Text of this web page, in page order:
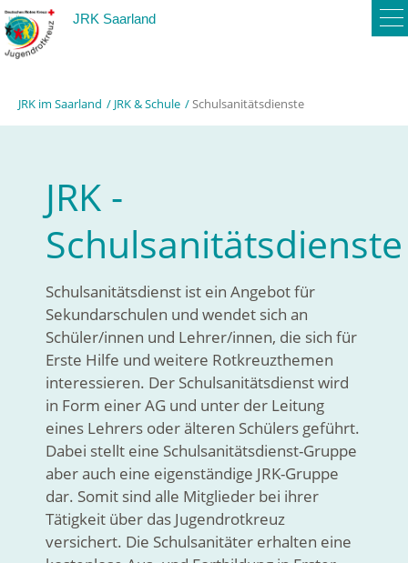
JRK Saarland
JRK im Saarland JRK & Schule Schulsanitätsdienste
JRK -
Schulsanitätsdienste
Schulsanitätsdienst ist ein Angebot für
Sekundarschulen und wendet sich an
Schüler/innen und Lehrer/innen, die sich für
Erste Hilfe und weitere Rotkreuzthemen
interessieren. Der Schulsanitätsdienst wird
in Form einer AG und unter der Leitung
eines Lehrers oder älteren Schülers geführt.
Dabei stellt eine Schulsanitätsdienst-Gruppe
aber auch eine eigenständige JRK-Gruppe
dar. Somit sind alle Mitglieder bei ihrer
Tätigkeit über das Jugendrotkreuz
versichert. Die Schulsanitäter erhalten eine